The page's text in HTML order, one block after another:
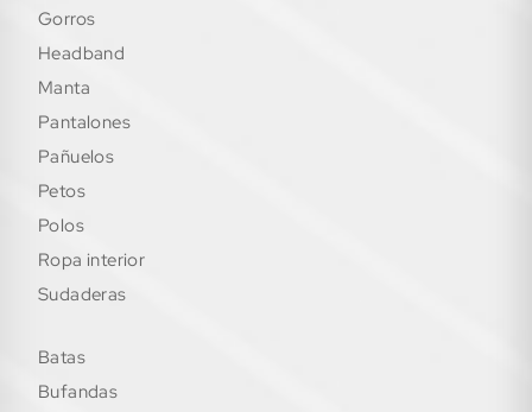
gorros
headband
manta
pantalones
pañuelos
petos
polos
ropa interior
sudaderas
batas
bufandas